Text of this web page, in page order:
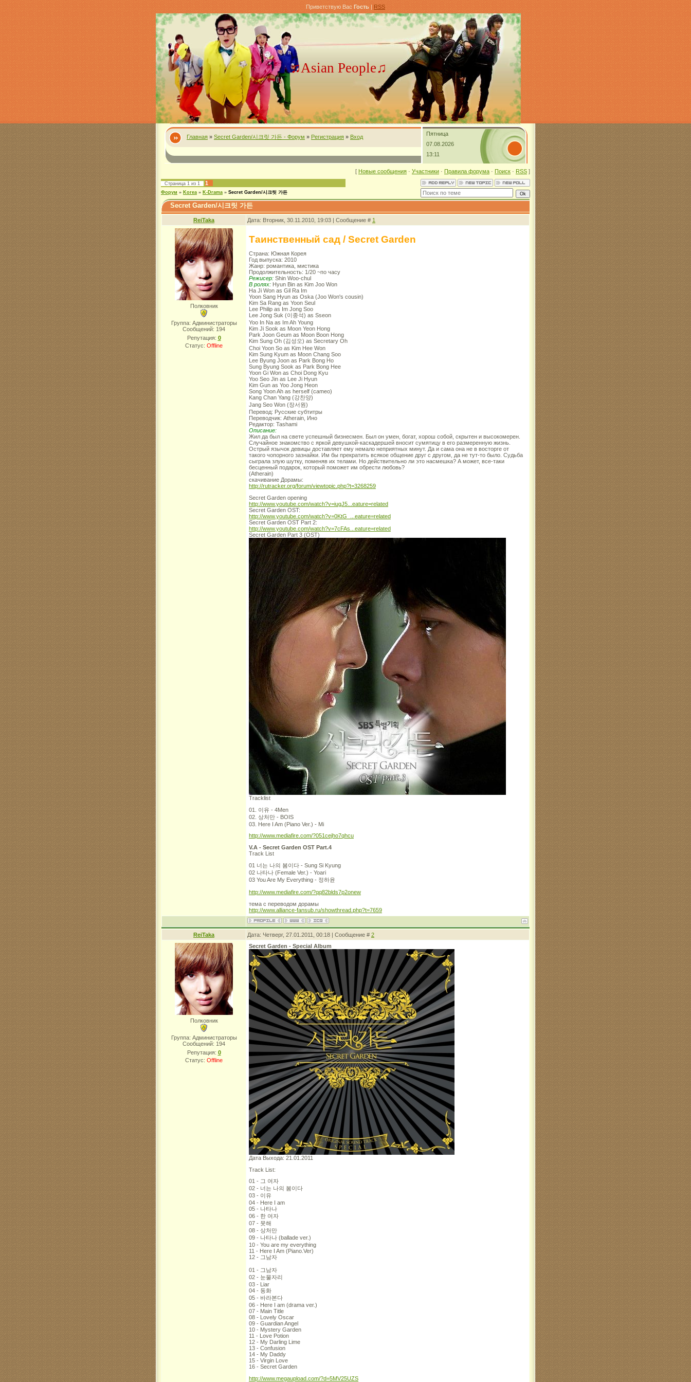
Приветствую Вас Гость | RSS
♫Asian People♫
Главная » Secret Garden/시크릿 가든 - Форум » Регистрация » Вход
Пятница
07.08.2026
13:11
[ Новые сообщения · Участники · Правила форума · Поиск · RSS ]
Страница 1 из 1 1
Форум » Korea » K-Drama » Secret Garden/시크릿 가든
Secret Garden/시크릿 가든
ReiTaka Дата: Вторник, 30.11.2010, 19:03 | Сообщение # 1
Полковник
Группа: Администраторы
Сообщений: 194
Репутация: 0
Статус: Offline
Таинственный сад / Secret Garden
Страна: Южная Корея
Год выпуска: 2010
Жанр: романтика, мистика
Продолжительность: 1/20 ~по часу
Режисер: Shin Woo-chul
В ролях: Hyun Bin as Kim Joo Won
Ha Ji Won as Gil Ra Im
Yoon Sang Hyun as Oska (Joo Won's cousin)
Kim Sa Rang as Yoon Seul
Lee Philip as Im Jong Soo
Lee Jong Suk (이종석) as Sseon
Yoo In Na as Im Ah Young
Kim Ji Sook as Moon Yeon Hong
Park Joon Geum as Moon Boon Hong
Kim Sung Oh (김성오) as Secretary Oh
Choi Yoon So as Kim Hee Won
Kim Sung Kyum as Moon Chang Soo
Lee Byung Joon as Park Bong Ho
Sung Byung Sook as Park Bong Hee
Yoon Gi Won as Choi Dong Kyu
Yoo Seo Jin as Lee Ji Hyun
Kim Gun as Yoo Jong Heon
Song Yoon Ah as herself (cameo)
Kang Chan Yang (강찬양)
Jang Seo Won (장서원)
Перевод: Русские субтитры
Переводчик: Atherain, Ино
Редактор: Tashami
Описание:
Жил да был на свете успешный бизнесмен. Был он умен, богат, хорош собой, скрытен и высокомерен.
Случайное знакомство с яркой девушкой-каскадершей вносит сумятицу в его размеренную жизнь.
Острый язычок девицы доставляет ему немало неприятных минут. Да и сама она не в восторге от
такого чопорного зазнайки. Им бы прекратить всякое общение друг с другом, да не тут-то было. Судьба
сыграла злую шутку, поменяв их телами. Но действительно ли это насмешка? А может, все-таки
бесценный подарок, который поможет им обрести любовь?
(Atherain)
скачивание Дорамы:
http://rutracker.org/forum/viewtopic.php?t=3268259
Secret Garden opening
http://www.youtube.com/watch?v=iugJ5...eature=related
Secret Garden OST:
http://www.youtube.com/watch?v=0KtG_...eature=related
Secret Garden OST Part 2:
http://www.youtube.com/watch?v=7cFAs...eature=related
Secret Garden Part 3 (OST)
Tracklist
01. 이유 - 4Men
02. 상처만 - BOIS
03. Here I Am (Piano Ver.) - Mi
http://www.mediafire.com/?051cejho7qhcu
V.A - Secret Garden OST Part.4
Track List
01 너는 나의 봄이다 - Sung Si Kyung
02 나타나 (Female Ver.) - Yoari
03 You Are My Everything - 정하윤
http://www.mediafire.com/?qq82blds7p2onew
тема с переводом дорамы
http://www.alliance-fansub.ru/showthread.php?t=7659
ReiTaka Дата: Четверг, 27.01.2011, 00:18 | Сообщение # 2
Полковник
Группа: Администраторы
Сообщений: 194
Репутация: 0
Статус: Offline
Secret Garden - Special Album
Дата Выхода: 21.01.2011
Track List:
01 - 그 여자
02 - 너는 나의 봄이다
03 - 이유
04 - Here I am
05 - 나타나
06 - 한 여자
07 - 못해
08 - 상처만
09 - 나타나 (ballade ver.)
10 - You are my everything
11 - Here I Am (Piano.Ver)
12 - 그남자
01 - 그남자
02 - 눈물자리
03 - Liar
04 - 동화
05 - 바라본다
06 - Here I am (drama ver.)
07 - Main Title
08 - Lovely Oscar
09 - Guardian Angel
10 - Mystery Garden
11 - Love Potion
12 - My Darling Lime
13 - Confusion
14 - My Daddy
15 - Virgin Love
16 - Secret Garden
http://www.megaupload.com/?d=5MV25UZS